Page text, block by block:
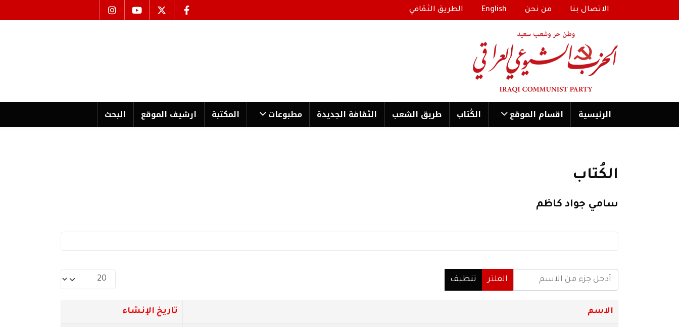
الاتصال بنا من نحن English الطريق الثقافي
الرئیسية اقسام الموقع الكُتاب طریق الشعب الثقافة الجدیدة مطبوعات المكتبة ارشیف الموقع البحث
الكُتاب
سامي جواد كاظم
أدخل جزء من الاسم
الفلتر تنظيف
عدد الإظهارات:
الاسم تاريخ الإنشاء